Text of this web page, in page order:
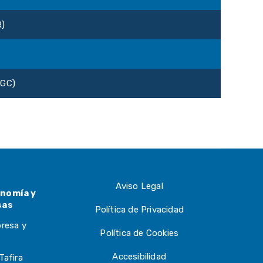
y
y
Aviso Legal
Política de Privacidad
Política de Cookies
Accesibilidad